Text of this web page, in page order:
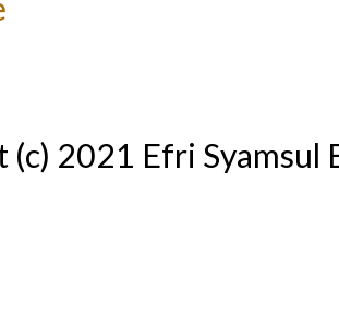
(c) 2021 Efri Syamsul